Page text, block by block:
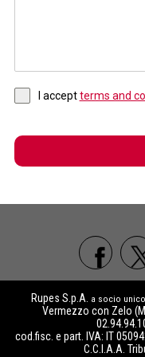
I acceptterms and
Rupes S.p.A. a socio unico
Vermezzo con Zelo
cod.fisc. e part. IVA: IT
C.C.I.A.A.